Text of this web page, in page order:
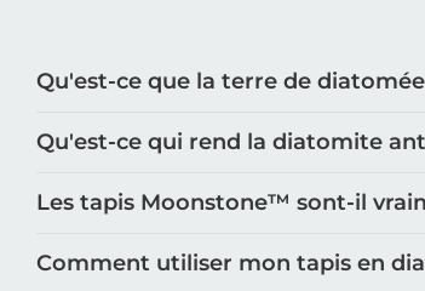
Qu'est-ce que la terre de
Qu'est-ce qui rend la diatomite
Les tapis Moonstone™️ sont-il
Comment utiliser mon tapis en